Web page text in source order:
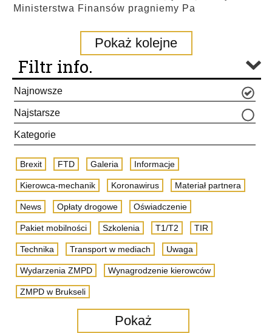
Ministerstwa Finansów pragniemy Pa
Pokaż kolejne
Filtr info.
Najnowsze
Najstarsze
Kategorie
Brexit FTD Galeria Informacje
Kierowca-mechanik Koronawirus Materiał partnera
News Opłaty drogowe Oświadczenie
Pakiet mobilności Szkolenia T1/T2 TIR
Technika Transport w mediach Uwaga
Wydarzenia ZMPD Wynagrodzenie kierowców
ZMPD w Brukseli
Pokaż